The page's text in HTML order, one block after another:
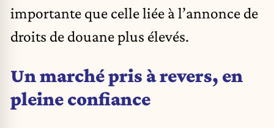
importante que celle liée à l’annonce de
droits de douane plus élevés.
Un marché pris à revers, en
pleine confiance